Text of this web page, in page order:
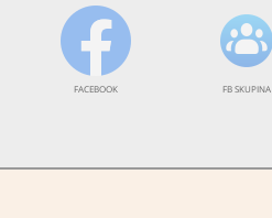
FACEBOOK FB SKUPINA